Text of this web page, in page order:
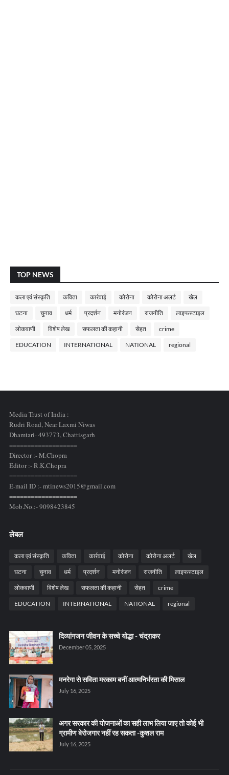
TOP NEWS
कला एवं संस्कृति कविता कार्रवाई कोरोना कोरोना अलर्ट खेल
घटना चुनाव धर्म प्रदर्शन मनोरंजन राजनीति लाइफस्टाइल
लोकवाणी विशेष लेख सफलता की कहानी सेहत crime
EDUCATION INTERNATIONAL NATIONAL regional
Media Trust of India :
Rudri Road, Near Laxmi Niwas
Dhamtari- 493773,Chattisgarh
===================
Director :- M.Chopra
Editor :- R.K.Chopra
===================
E-mail ID :- mtinews2015@gmail.com
===================
Mob.No.:- 9098423845
लेबल
कला एवं संस्कृति कविता कार्रवाई कोरोना कोरोना अलर्ट खेल
घटना चुनाव धर्म प्रदर्शन मनोरंजन राजनीति लाइफस्टाइल
लोकवाणी विशेष लेख सफलता की कहानी सेहत crime
EDUCATION INTERNATIONAL NATIONAL regional
दिव्यांगजन जीवन के सच्चे योद्धा - चंद्राकर
December 05, 2025
मनरेगा से सविता मरकाम बनीं आत्मनिर्भरता की मिसाल
July 16, 2025
अगर सरकार की योजनाओं का सही लाभ लिया जाए तो कोई भी
ग्रामीण बेरोजगार नहीं रह सकता -कुशल राम
July 16, 2025